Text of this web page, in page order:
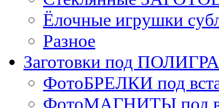
Ёлочные игрушки
Разное
Заготовки под
ФотоБРЕЛКИ под
ФотоМАГНИТЫ под